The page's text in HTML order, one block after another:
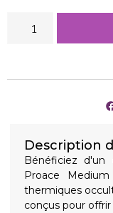
Description
Bénéficiez d'un
Proace
thermiques
conçus pour